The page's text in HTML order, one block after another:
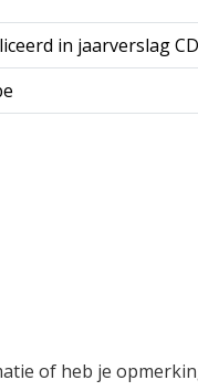
in jaarverslag
of heb je